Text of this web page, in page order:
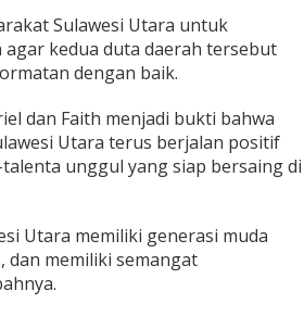
Sulawesi Utara untuk
kedua duta daerah tersebut
dengan baik.
dan Faith menjadi bukti bahwa
Utara terus berjalan positif
unggul yang siap bersaing di
Utara memiliki generasi muda
memiliki semangat